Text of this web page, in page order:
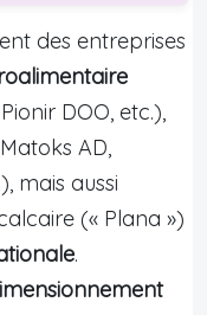
des entreprises
DOO, etc.),
AD,
mais aussi
(« Plana »)
.